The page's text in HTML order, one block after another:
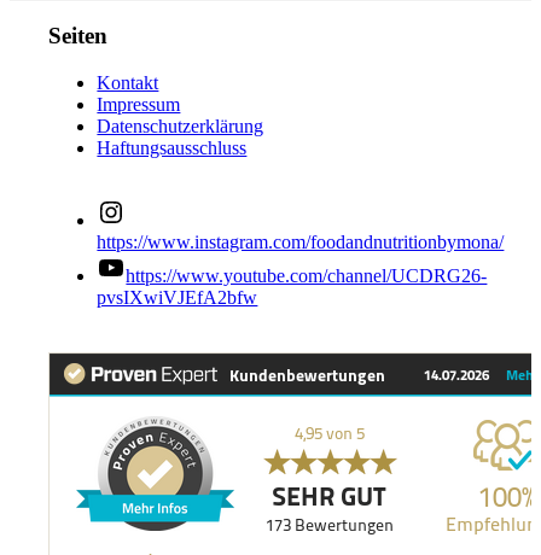
Seiten
Kontakt
Impressum
Datenschutzerklärung
Haftungsausschluss
https://www.instagram.com/foodandnutritionbymona/
https://www.youtube.com/channel/UCDRG26-
pvsIXwiVJEfA2bfw